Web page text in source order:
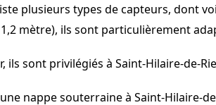
plusieurs types de capteurs, dont
mètre), ils sont particulièrement
ils sont privilégiés à Saint-Hilaire-de-
nappe souterraine à Saint-Hilaire-